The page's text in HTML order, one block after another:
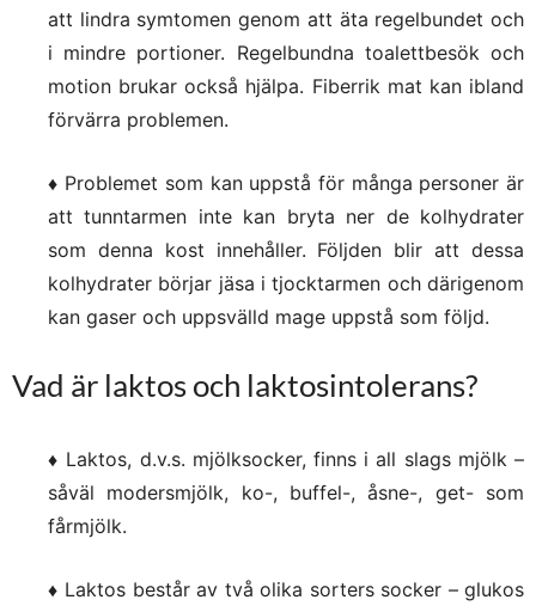
att lindra symtomen genom att äta regelbundet och
i mindre portioner. Regelbundna toalettbesök och
motion brukar också hjälpa. Fiberrik mat kan ibland
förvärra problemen.
♦ Problemet som kan uppstå för många personer är
att tunntarmen inte kan bryta ner de kolhydrater
som denna kost innehåller. Följden blir att dessa
kolhydrater börjar jäsa i tjocktarmen och därigenom
kan gaser och uppsvälld mage uppstå som följd.
Vad är laktos och laktosintolerans?
♦ Laktos, d.v.s. mjölksocker, finns i all slags mjölk –
såväl modersmjölk, ko-, buffel-, åsne-, get- som
fårmjölk.
♦ Laktos består av två olika sorters socker – glukos